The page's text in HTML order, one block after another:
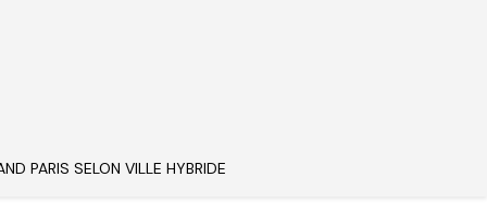
PARIS SELON VILLE HYBRIDE